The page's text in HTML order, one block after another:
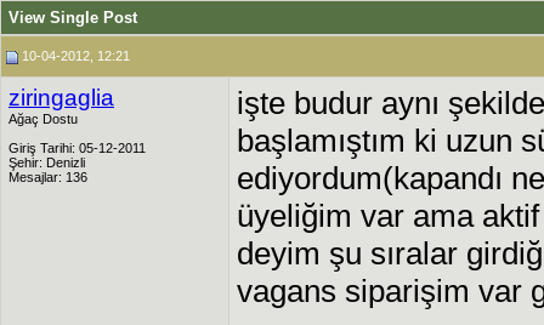
View Single Post
10-04-2012, 12:21
ziringaglia
Ağaç Dostu
Giriş Tarihi: 05-12-2011
Şehir: Denizli
Mesajlar: 136
işte budur aynı
başlamıştım ki uzun
ediyordum(kapandı
üyeliğim var ama
deyim şu sıralar
vagans siparişim var